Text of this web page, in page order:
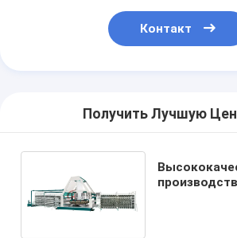
Контакт
Получить Лучшую